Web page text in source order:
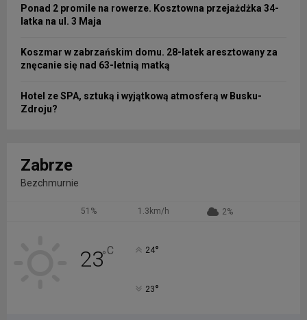
Ponad 2 promile na rowerze. Kosztowna przejażdżka 34-
latka na ul. 3 Maja
Koszmar w zabrzańskim domu. 28-latek aresztowany za
znęcanie się nad 63-letnią matką
Hotel ze SPA, sztuką i wyjątkową atmosferą w Busku-
Zdroju?
Zabrze
Bezchmurnie
51% 1.3km/h 2%
23°C 24°
23°